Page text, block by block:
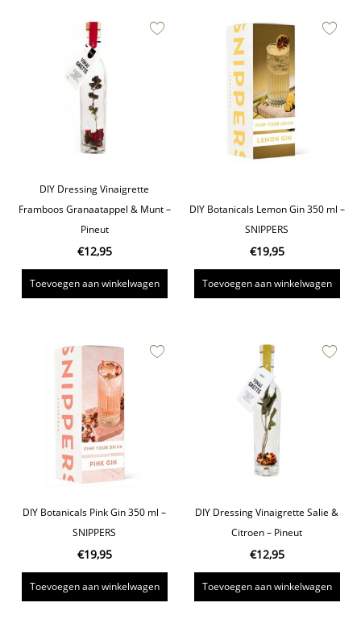
DIY Dressing Vinaigrette
Framboos Granaatappel & Munt –
Pineut
€12,95
Toevoegen aan winkelwagen
DIY Botanicals Lemon Gin 350 ml –
SNIPPERS
€19,95
Toevoegen aan winkelwagen
DIY Botanicals Pink Gin 350 ml –
SNIPPERS
€19,95
Toevoegen aan winkelwagen
DIY Dressing Vinaigrette Salie &
Citroen – Pineut
€12,95
Toevoegen aan winkelwagen